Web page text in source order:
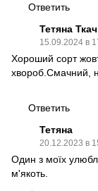
Ответить
Тетяна Ткач
15.09.2024 в
Хороший сорт
хвороб.Смачний,
Ответить
Тетяна
20.12.2023 в
Один з моїх
м'якоть.